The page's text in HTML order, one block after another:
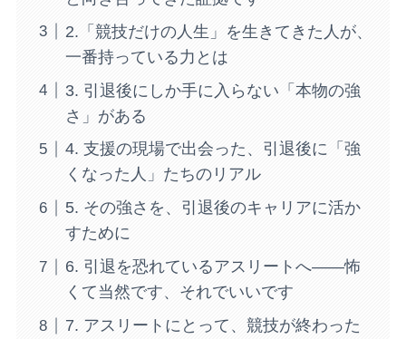
2.「競技だけの人生」を生きてきた人が、
一番持っている力とは
3. 引退後にしか手に入らない「本物の強
さ」がある
4. 支援の現場で出会った、引退後に「強
くなった人」たちのリアル
5. その強さを、引退後のキャリアに活か
すために
6. 引退を恐れているアスリートへ——怖
くて当然です、それでいいです
7. アスリートにとって、競技が終わった